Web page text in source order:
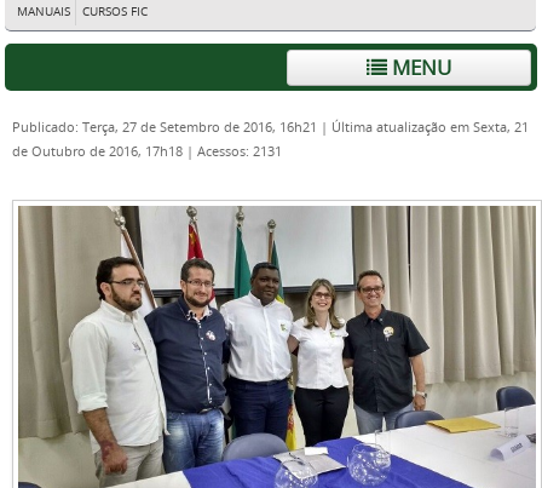
MANUAIS
CURSOS FIC
MENU
Publicado: Terça, 27 de Setembro de 2016, 16h21 | Última atualização em Sexta, 21
de Outubro de 2016, 17h18 | Acessos: 2131